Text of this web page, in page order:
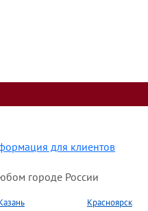
для клиентов
городе России
Красноярск